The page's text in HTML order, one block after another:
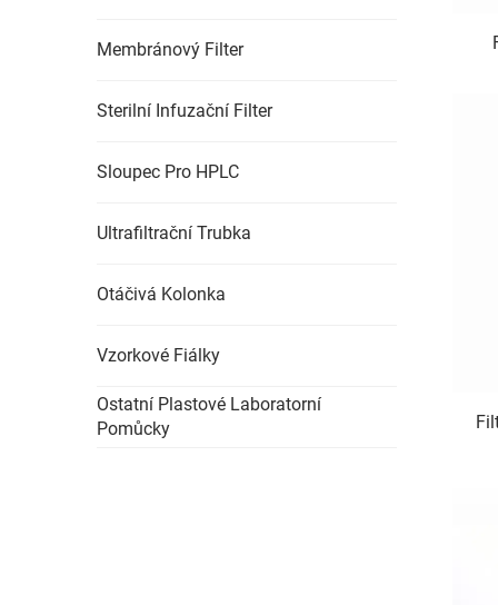
Membránový Filter
Sterilní Infuzační Filter
Sloupec Pro HPLC
Ultrafiltrační Trubka
Otáčivá Kolonka
Vzorkové Fiálky
Ostatní Plastové Laboratorní
Pomůcky